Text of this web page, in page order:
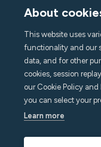
About
This website uses
functionality and our
data, and for other
cookies, session
our Cookie Policy
you can select your
Learn more